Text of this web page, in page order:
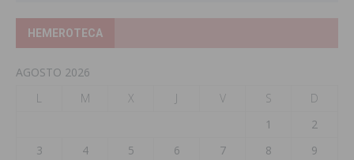
HEMEROTECA
AGOSTO 2026
L
M X J V S
D
1
2
3
4 5 6 7 8
9